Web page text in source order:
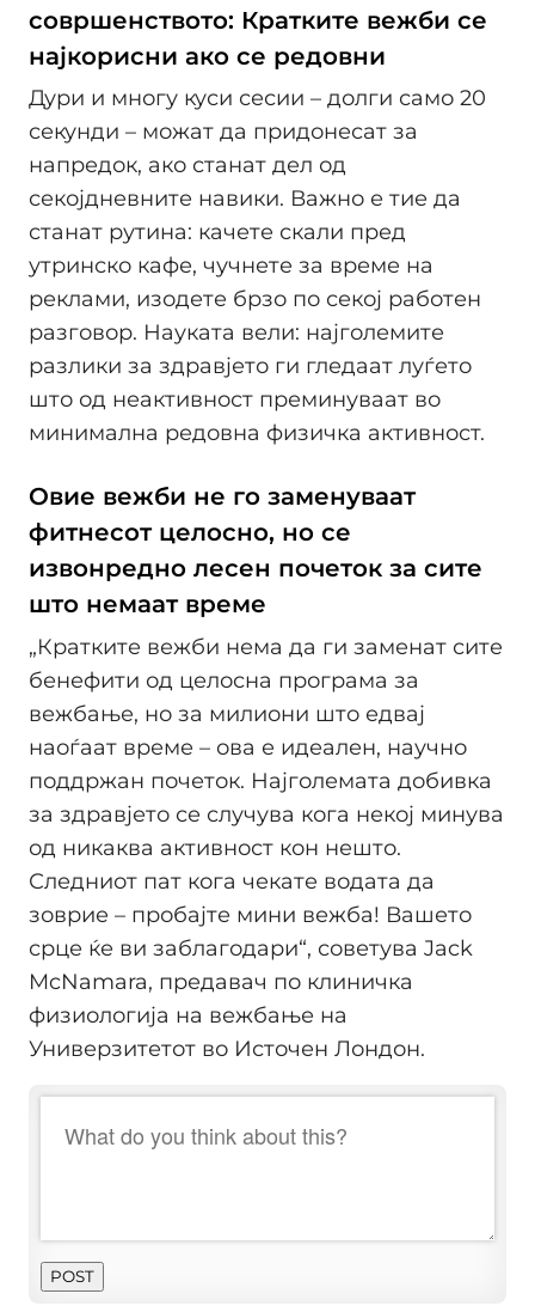
совршенството: Кратките вежби се
најкорисни ако се редовни
Дури и многу куси сесии – долги само 20
секунди – можат да придонесат за
напредок, ако станат дел од
секојдневните навики. Важно е тие да
станат рутина: качете скали пред
утринско кафе, чучнете за време на
реклами, изодете брзо по секој работен
разговор. Науката вели: најголемите
разлики за здравјето ги гледаат луѓето
што од неактивност преминуваат во
минимална редовна физичка активност.
Овие вежби не го заменуваат
фитнесот целосно, но се
извонредно лесен почеток за сите
што немаат време
„Кратките вежби нема да ги заменат сите
бенефити од целосна програма за
вежбање, но за милиони што едвај
наоѓаат време – ова е идеален, научно
поддржан почеток. Најголемата добивка
за здравјето се случува кога некој минува
од никаква активност кон нешто.
Следниот пат кога чекате водата да
зоврие – пробајте мини вежба! Вашето
срце ќе ви заблагодари“, советува Jack
McNamara, предавач по клиничка
физиологија на вежбање на
Универзитетот во Источен Лондон.
POST